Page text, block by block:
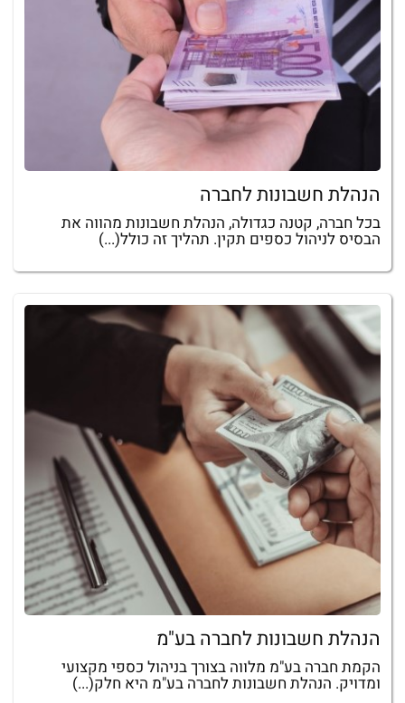
הנהלת חשבונות לחברה
בכל חברה, קטנה כגדולה, הנהלת חשבונות מהווה את
הבסיס לניהול כספים תקין. תהליך זה כולל(...)
הנהלת חשבונות לחברה בע"מ
הקמת חברה בע"מ מלווה בצורך בניהול כספי מקצועי
ומדויק. הנהלת חשבונות לחברה בע"מ היא חלק(...)